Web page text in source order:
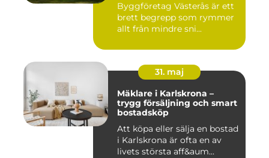
Byggföretag Västerås är ett
brett begrepp som rymmer
allt från mindre sni...
31. maj
Mäklare i Karlskrona –
trygg försäljning och smart
bostadsköp
Att köpa eller sälja en bostad
i Karlskrona är ofta en av
livets största aff&aum...